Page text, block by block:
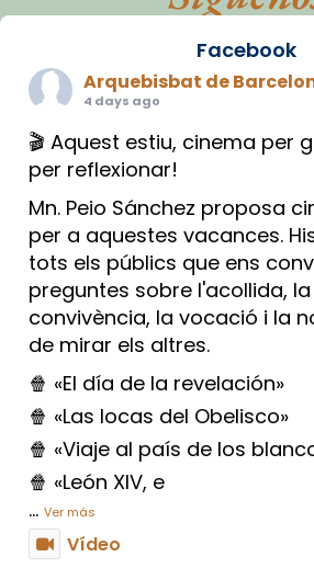
Facebook
Arquebisbat de
4 days ago
🎬 Aquest estiu, cinema per
per reflexionar!
Mn. Peio Sánchez proposa
per a aquestes vacances.
tots els públics que ens
preguntes sobre l'acollida,
convivència, la vocació i la
de mirar els altres.
🍿 «El día de la revelación»
🍿 «Las locas del Obelisco»
🍿 «Viaje al país de los
🍿 «León XIV, e
... Ver más
Vídeo